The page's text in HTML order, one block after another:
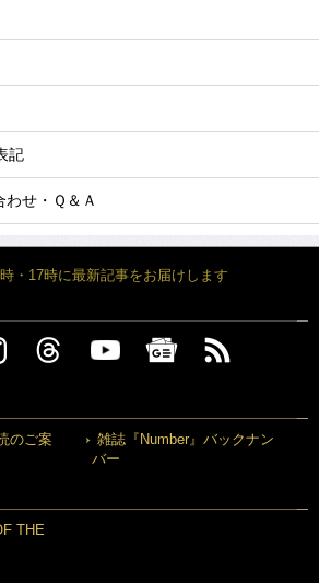
記
せ・Ｑ＆Ａ
・17時に最新記事をお届けします
のご案
雑誌『Number』バックナン
バー
THE